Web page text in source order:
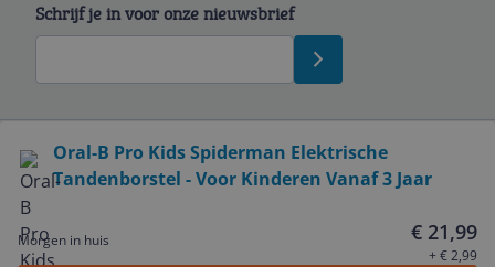
Oral-B Pro Kids Spiderman Elektrische
Tandenborstel - Voor Kinderen Vanaf 3 Jaar
Morgen in huis € 21,99
+ € 2,99
Schrijf je in voor onze nieuwsbrief
Service
Algemeen